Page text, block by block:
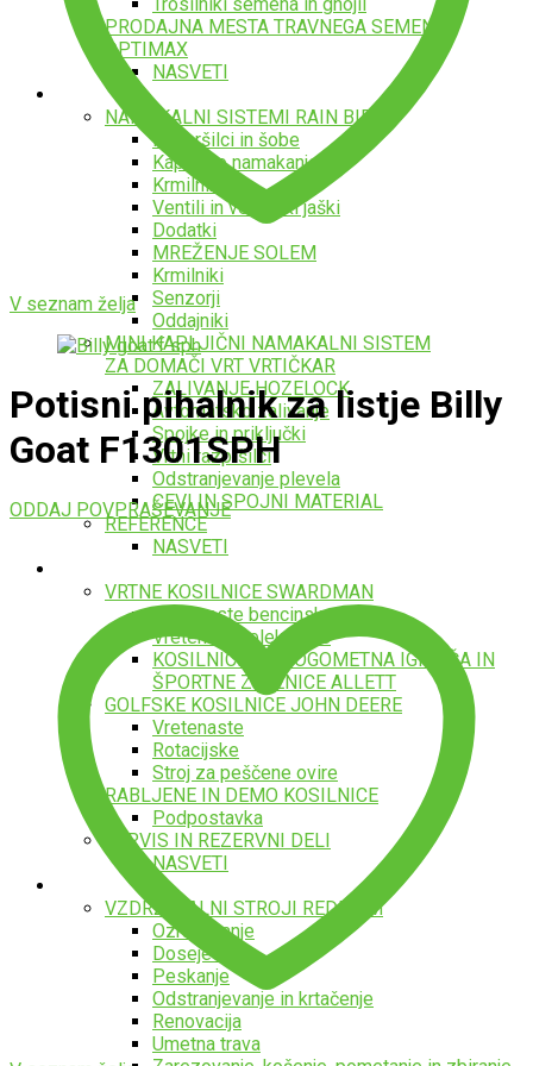
PRODAJNA MESTA TRAVNEGA SEMENA
OPTIMAX
NASVETI
Namakalni sistemi
NAMAKALNI SISTEMI RAIN BIRD
Razpršilci in šobe
Kapljično namakanje
Krmilniki
Ventili in ventilski jaški
Dodatki
MREŽENJE SOLEM
Krmilniki
Senzorji
Oddajniki
MINI KAPLJIČNI NAMAKALNI SISTEM
ZA DOMAČI VRT VRTIČKAR
ZALIVANJE HOZELOCK
Avtomatsko zalivanje
Spojke in priključki
Vrtni razpršilci
Odstranjevanje plevela
CEVI IN SPOJNI MATERIAL
REFERENCE
NASVETI
VRTNE KOSILNICE SWARDMAN
Vretenaste bencinske
Vretenaste električne
KOSILNICE ZA NOGOMETNA IGRIŠČA IN
ŠPORTNE ZELENICE ALLETT
GOLFSKE KOSILNICE JOHN DEERE
Vretenaste
Rotacijske
Stroj za peščene ovire
RABLJENE IN DEMO KOSILNICE
Podpostavka
SERVIS IN REZERVNI DELI
NASVETI
Vzdrževalni stroji
VZDRŽEVALNI STROJI REDEXIM
Ozračevanje
Dosejevanje
Peskanje
Odstranjevanje in krtačenje
Renovacija
Umetna trava
V seznam želja
Potisni pihalnik za listje Billy
Goat F1301SPH
ODDAJ POVPRAŠEVANJE